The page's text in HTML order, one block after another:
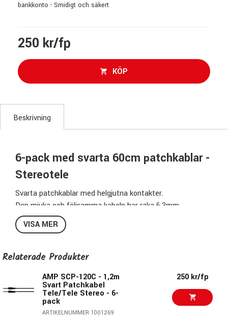
bankkonto - Smidigt och säkert
250 kr/fp
KÖP
Beskrivning
6-pack med svarta 60cm patchkablar -
Stereotele
Svarta patchkablar med helgjutna kontakter.
Den mjuka och följsamma kabeln har raka 6,3mm
stererotele i båda ändar.
Pris för 6st kablar.
Specifikationer SCP-60:
Kontakt sida 1:Rak balanserad 6,3mm telehane
Kontakt sida 2:Rak balanserad 6,3mm telehane
Kabelfärg:
VISA MER
Relaterade Produkter
AMP SCP-120C - 1,2m
Svart Patchkabel
Tele/Tele Stereo - 6-
pack
ARTIKELNUMMER 1001269
250 kr/fp